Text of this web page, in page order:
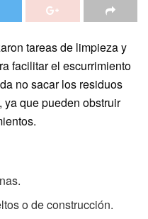
tareas de limpieza y
facilitar el escurrimiento
no sacar los residuos
que pueden obstruir
o de construcción.